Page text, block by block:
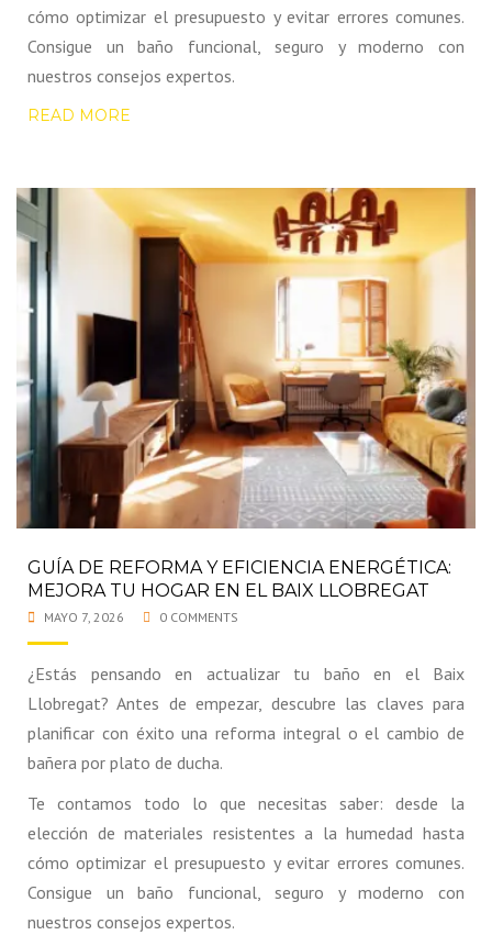
cómo optimizar el presupuesto y evitar errores comunes.
Consigue un baño funcional, seguro y moderno con
nuestros consejos expertos.
READ MORE
GUÍA DE REFORMA Y EFICIENCIA ENERGÉTICA:
MEJORA TU HOGAR EN EL BAIX LLOBREGAT
MAYO 7, 2026 0 COMMENTS
¿Estás pensando en actualizar tu baño en el Baix
Llobregat? Antes de empezar, descubre las claves para
planificar con éxito una reforma integral o el cambio de
bañera por plato de ducha.
Te contamos todo lo que necesitas saber: desde la
elección de materiales resistentes a la humedad hasta
cómo optimizar el presupuesto y evitar errores comunes.
Consigue un baño funcional, seguro y moderno con
nuestros consejos expertos.